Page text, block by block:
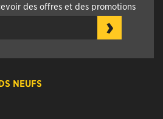
des offres et des promotions
›
NEUFS